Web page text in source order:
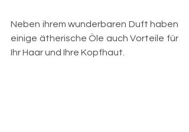
Neben ihrem wunderbaren Duft haben
einige ätherische Öle auch Vorteile für
Ihr Haar und Ihre Kopfhaut.